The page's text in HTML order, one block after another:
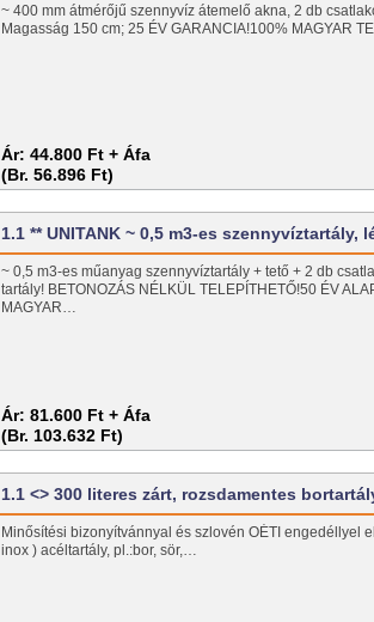
~ 400 mm átmérőjű szennyvíz átemelő akna, 2 db
Magasság 150 cm; 25 ÉV GARANCIA!100% MAGYAR
Ár: 44.800 Ft + Áfa
(Br. 56.896 Ft)
1.1 ** UNITANK ~ 0,5 m3-es szennyvíztartály,
~ 0,5 m3-es műanyag szennyvíztartály + tető + 2 db
tartály! BETONOZÁS NÉLKÜL TELEPÍTHETŐ!50 ÉV
MAGYAR…
Ár: 81.600 Ft + Áfa
(Br. 103.632 Ft)
1.1 <> 300 literes zárt, rozsdamentes
Minősítési bizonyítvánnyal és szlovén OÉTI engedéllyel
inox ) acéltartály, pl.:bor, sör,…